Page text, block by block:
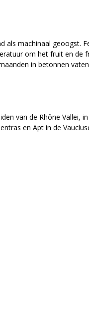
als machinaal geoogst.
om het fruit en de
in betonnen
van de Rhône Vallei,
en Apt in de